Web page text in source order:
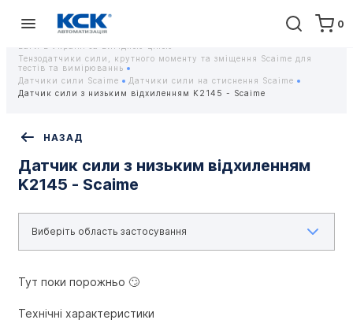
0
Головна Обладнання
Контрольно-вимірювальні прилади
Тензодатчики та тензометричні датчики Scaime - Купити датчики
Тензодатчики сили, крутного моменту та зміщення Scaime для
тестів та вимірюваннь
Датчики сили Scaime
Датчики сили на стиснення Scaime
Датчик сили з низьким відхиленням K2145 - Scaime
НАЗАД
Датчик сили з низьким відхиленням
K2145 - Scaime
Тут поки порожньо 🙄
Технічні характеристики